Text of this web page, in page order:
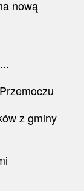
nową
z gminy